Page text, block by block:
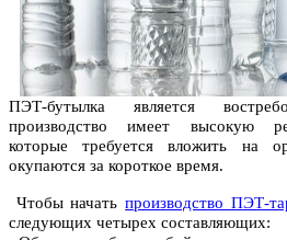
ПЭТ-бутылка является
производство имеет высокую
которые требуется вложить на
окупаются за короткое время.
Чтобы начатьпроизводство ПЭТ-
следующих четырех составляющих: